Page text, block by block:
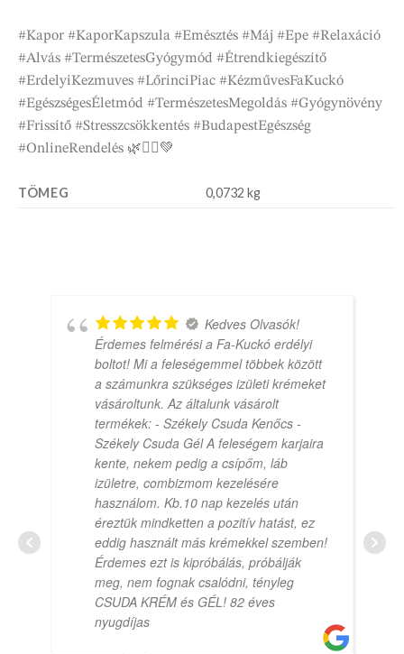
#Kapor #KaporKapszula #Emésztés #Máj #Epe #Relaxáció
#Alvás #TermészetesGyógymód #Étrendkiegészítő
#ErdelyiKezmuves #LőrinciPiac #KézművesFaKuckó
#EgészségesÉletmód #TermészetesMegoldás #Gyógynövény
#Frissítő #Stresszcsökkentés #BudapestEgészség
#OnlineRendelés 🌿🧘‍♀️💚
TÖMEG 0,0732 kg
Kedves Olvasók!
Érdemes felmérési a Fa-Kuckó erdélyi
boltot! Mi a feleségemmel többek között
a számunkra szükséges izületi krémeket
vásároltunk. Az általunk vásárolt
termékek: - Székely Csuda Kenőcs -
Székely Csuda Gél A feleségem karjaira
kente, nekem pedig a csípőm, láb
izületre, combizmom kezelésére
használom. Kb.10 nap kezelés után
éreztük mindketten a pozitív hatást, ez
eddig használt más krémekkel szemben!
Érdemes ezt is kipróbálás, próbálják
meg, nem fognak csalódni, tényleg
CSUDA KRÉM és GÉL! 82 éves
nyugdíjas